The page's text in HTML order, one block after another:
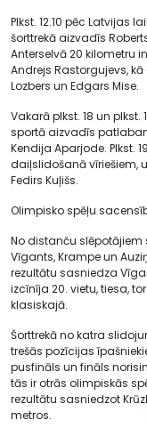
Plkst. 12.10 pēc Latvijas
šorttrekā aizvadīs
Anterselvā 20 kilometru
Andrejs Rastorgujevs,
Lozbers un Edgars Mise.
Vakarā plkst. 18 un
sportā aizvadīs
Kendija Aparjode. Plkst.
daiļslidošanā vīriešiem,
Fedirs Kuļišs.
Olimpisko spēļu
No distanču
Vīgants, Krampe un
rezultātu sasniedza
izcīnīja 20. vietu, tiesa,
klasiskajā.
Šorttrekā no katra
trešās pozīcijas
pusfināls un fināls
tās ir otrās olimpiskās
rezultātu sasniedzot
metros.